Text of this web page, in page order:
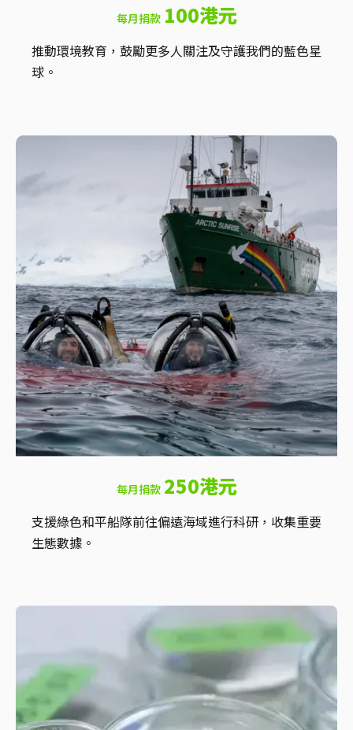
每月捐款 100港元
推動環境教育，鼓勵更多人關注及守護我們的藍色星
球。
每月捐款 250港元
支援綠色和平船隊前往偏遠海域進行科研，收集重要
生態數據。